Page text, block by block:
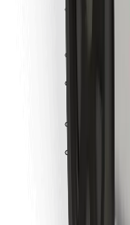
Πάρε
Βρείτε